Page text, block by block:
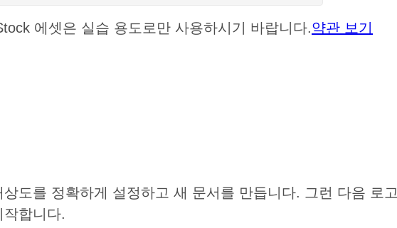
에셋은 실습 용도로만 사용하시기 바랍니다.약관 보기
도를 정확하게 설정하고 새 문서를 만듭니다. 그런 다음 로
합니다.